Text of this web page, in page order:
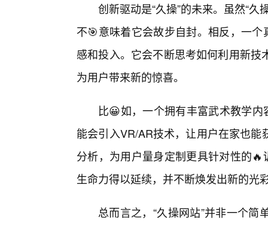
创新驱动是“久操”的未来。虽然“
不🎯意味着它会故步自封。相反，一
感和投入。它会不断思考如何利用新
为用户带来新的惊喜。
比😀如，一个拥有丰富武术教学
能会引入VR/AR技术，让用户在家也
分析，为用户量身定制更具针对性的
生命力得以延续，并不断焕发出新的光
总而言之，“久操网站”并非一个